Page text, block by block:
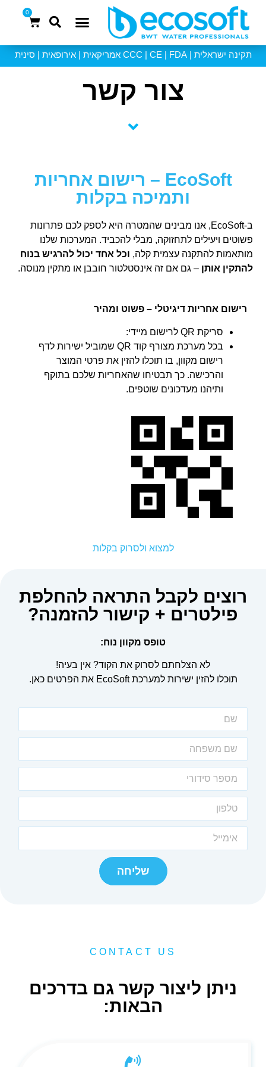
0
תקינה ישראלית | CCC | CE | FDA אמריקאית | אירופאית | סינית
צור קשר
EcoSoft – רישום אחריות
ותמיכה בקלות
ב-EcoSoft, אנו מבינים שהמטרה היא לספק לכם פתרונות
פשוטים ויעילים לתחזוקה, מבלי להכביד. המערכות שלנו
מותאמות להתקנה עצמית קלה, וכל אחד יכול להרגיש בנוח
להתקין אותן – גם אם זה אינסטלטור חובבן או מתקין מנוסה.
רישום אחריות דיגיטלי – פשוט ומהיר
סריקת QR לרישום מיידי:
בכל מערכת מצורף קוד QR שמוביל ישירות לדף
רישום מקוון, בו תוכלו להזין את פרטי המוצר
והרכישה. כך תבטיחו שהאחריות שלכם בתוקף
ותיהנו מעדכונים שוטפים.
למצוא ולסרוק בקלות
רוצים לקבל התראה להחלפת
פילטרים + קישור להזמנה?
טופס מקוון נוח:
לא הצלחתם לסרוק את הקוד? אין בעיה!
תוכלו להזין ישירות למערכת EcoSoft את הפרטים כאן.
שליחה
CONTACT US
ניתן ליצור קשר גם בדרכים
הבאות: